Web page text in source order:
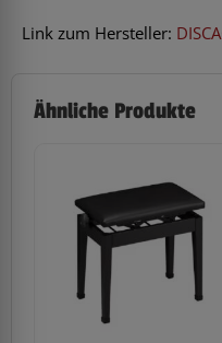
Link zum Hersteller:
Ähnliche Produkte